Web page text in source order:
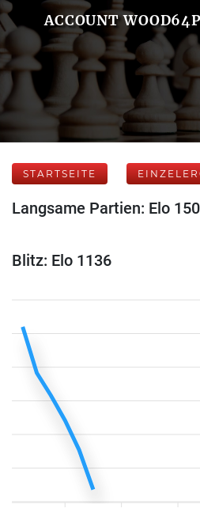
ACCOUNT
STARTSEITE
Langsame Partien: Elo
Blitz: Elo 1136